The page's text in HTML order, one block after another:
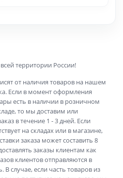
территории России!
от наличия товаров на нашем
Если в момент оформления
есть в наличии в розничном
то мы доставим или
в течение 1 - 3 дней. Если
на складах или в магазине,
заказа может составить 8
заказы клиентам как
клиентов отправляются в
В случае, если часть товаров из